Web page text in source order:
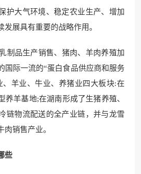
护大气环境、稳定农业生产、增加
展具有重要的战略作用。
制品生产销售、猪肉、羊肉养殖加
国际一流的“蛋白食品供应商和服务
、羊业、牛业、养猪业四大板块:在
养羊基地;在湖南形成了生猪养殖、
链物流配送的全产业链，并与龙雪
销售产业。
些